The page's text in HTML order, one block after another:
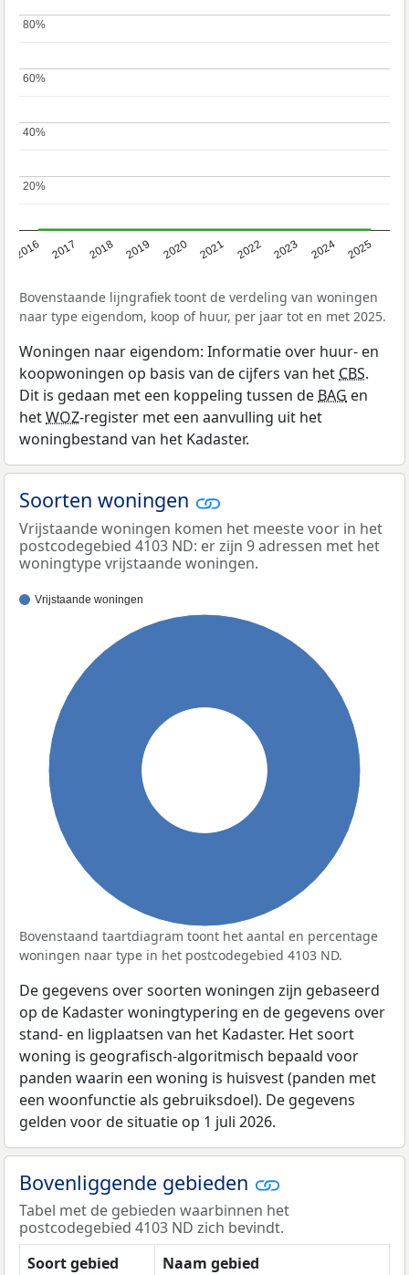
2016 2017 2018 2019 2020 2021 2022 2023 2024 2025
20%
20%
40%
40%
60%
60%
80%
80%
Bovenstaande lijngrafiek toont de verdeling van woningen
naar type eigendom, koop of huur, per jaar tot en met 2025.
Woningen naar eigendom: Informatie over huur- en
koopwoningen op basis van de cijfers van hetCBS.
Dit is gedaan met een koppeling tussen deBAG en
hetWOZ-register met een aanvulling uit het
woningbestand van het Kadaster.
Soorten woningen
Vrijstaande woningen komen het meeste voor in het
postcodegebied 4103 ND: er zijn 9 adressen met het
woningtype vrijstaande woningen.
Vrijstaande woningen
Bovenstaand taartdiagram toont het aantal en percentage
woningen naar type in het postcodegebied 4103 ND.
De gegevens over soorten woningen zijn gebaseerd
op de Kadaster woningtypering en de gegevens over
stand- en ligplaatsen van het Kadaster. Het soort
woning is geografisch-algoritmisch bepaald voor
panden waarin een woning is huisvest (panden met
een woonfunctie als gebruiksdoel). De gegevens
gelden voor de situatie op 1 juli 2026.
Bovenliggende gebieden
Tabel met de gebieden waarbinnen het
postcodegebied 4103 ND zich bevindt.
Soort gebied
Naam gebied